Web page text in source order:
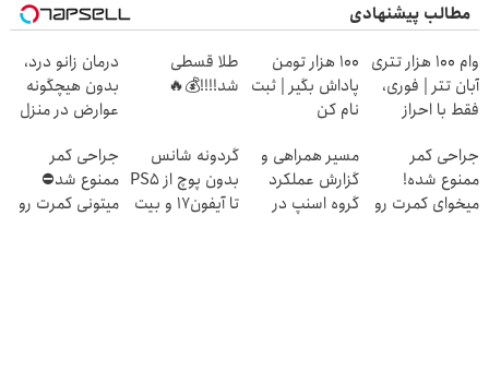
مطالب پیشنهادی
وام 100 هزار تتری
آبان تتر | فوری،
فقط با احراز
100 هزار تومن
پاداش بگیر | ثبت
نام کن
طلا قسطی
شد!!!!💰🔥
درمان زانو درد،
بدون هیچگونه
عوارض در منزل
جراحی کمر
ممنوع شده!
میخوای کمرت رو
مسیر همراهی و
گزارش عملکرد
گروه اسنپ در
گردونه شانس
بدون پوچ از PS5
تا آیفون17 و بیت
جراحی کمر
ممنوع شد⛔
میتونی کمرت رو